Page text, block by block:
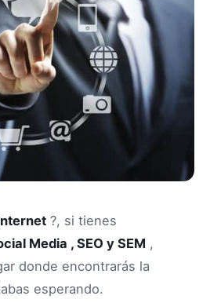
?, si tienes
Media , SEO y SEM ,
donde encontrarás la
esperando.